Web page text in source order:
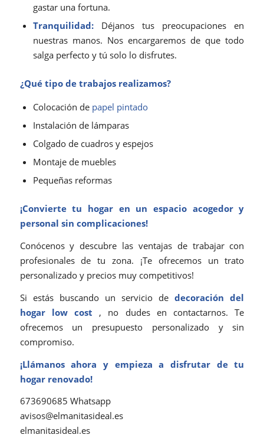
gastar una fortuna.
Tranquilidad:Déjanos tus preocupaciones en
nuestras manos. Nos encargaremos de que todo
salga perfecto y tú solo lo disfrutes.
¿Qué tipo de trabajos realizamos?
Colocación de papel pintado
Instalación de lámparas
Colgado de cuadros y espejos
Montaje de muebles
Pequeñas reformas
¡Convierte tu hogar en un espacio acogedor y
personal sin complicaciones!
Conócenos y descubre las ventajas de trabajar con
profesionales de tu zona. ¡Te ofrecemos un trato
personalizado y precios muy competitivos!
Si estás buscando un servicio dedecoración del
hogar low cost , no dudes en contactarnos. Te
ofrecemos un presupuesto personalizado y sin
compromiso.
¡Llámanosahora y empieza a disfrutar de tu
hogar renovado!
673690685 Whatsapp
avisos@elmanitasideal.es
elmanitasideal.es